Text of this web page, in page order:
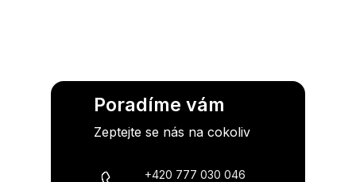
Poradíme vám
Zeptejte se nás na cokoliv
+420 777 030 046